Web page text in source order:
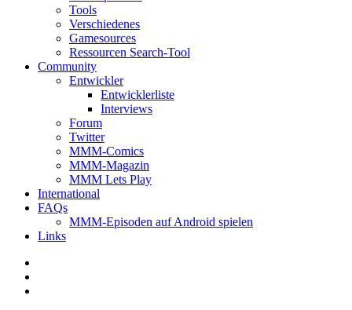
Tools
Verschiedenes
Gamesources
Ressourcen Search-Tool
Community
Entwickler
Entwicklerliste
Interviews
Forum
Twitter
MMM-Comics
MMM-Magazin
MMM Lets Play
International
FAQs
MMM-Episoden auf Android spielen
Links